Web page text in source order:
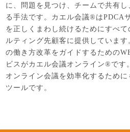
に、問題を見つけ、チームで共有し
る手法です。カエル会議®はPDCA
を正しくまわし続けるためにすべて
ルティング先顧客に提供しています
の働き方改革をガイドするための
ビスがカエル会議オンライン®です
オンライン会議を効率化するために
ツールです。